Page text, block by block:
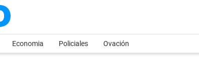
Economia Policiales Ovación